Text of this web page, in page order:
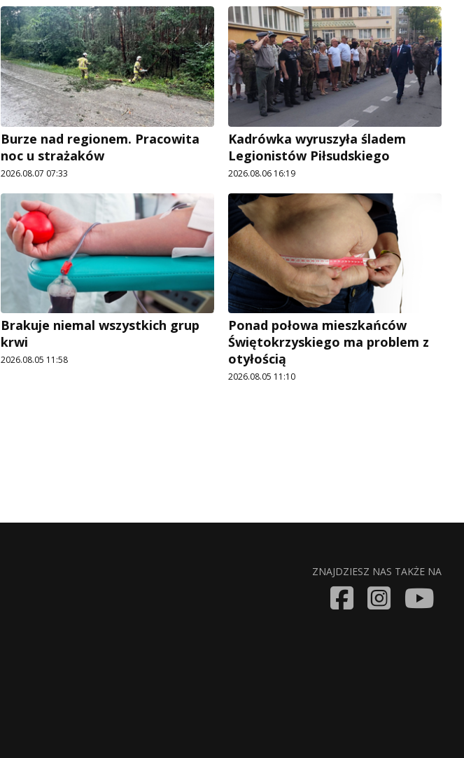
Burze nad regionem. Pracowita
noc u strażaków
2026.08.07 07:33
Kadrówka wyruszyła śladem
Legionistów Piłsudskiego
2026.08.06 16:19
Brakuje niemal wszystkich grup
krwi
2026.08.05 11:58
Ponad połowa mieszkańców
Świętokrzyskiego ma problem z
otyłością
2026.08.05 11:10
ZNAJDZIESZ NAS TAKŻE NA